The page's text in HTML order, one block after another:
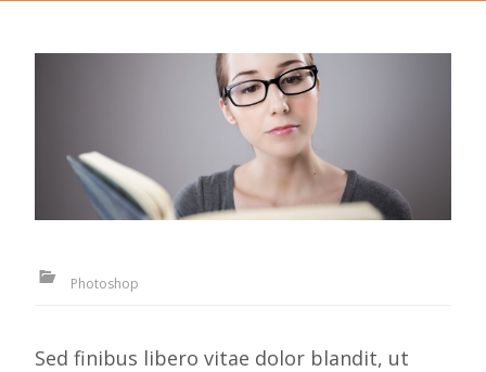
Photoshop
Sed finibus libero vitae dolor blandit, ut